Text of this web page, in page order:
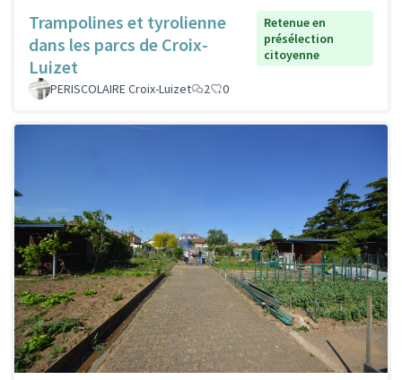
Trampolines et tyrolienne
dans les parcs de Croix-
Luizet
Retenue en
présélection
citoyenne
PERISCOLAIRE Croix-Luizet 2 0